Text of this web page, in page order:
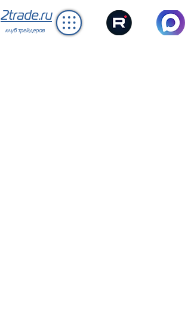
2trade.ru
клуб трейдеров